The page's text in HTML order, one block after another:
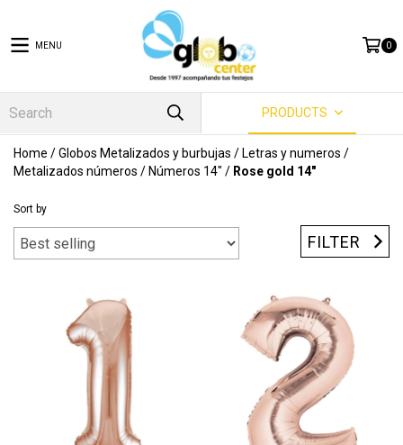
MENU 0
PRODUCTS
Home /Globos Metalizados y burbujas / Letras y numeros /
Metalizados números / Números 14" / Rose gold 14"
Sort by
FILTER